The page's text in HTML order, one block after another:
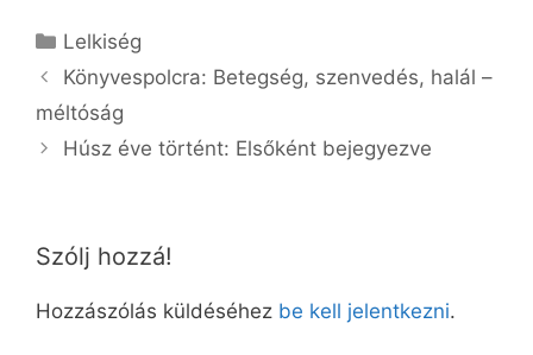
Kategória
Lelkiség
Könyvespolcra: Betegség, szenvedés, halál –
méltóság
Húsz éve történt: Elsőként bejegyezve
Szólj hozzá!
Hozzászólás küldéséhez be kell jelentkezni.